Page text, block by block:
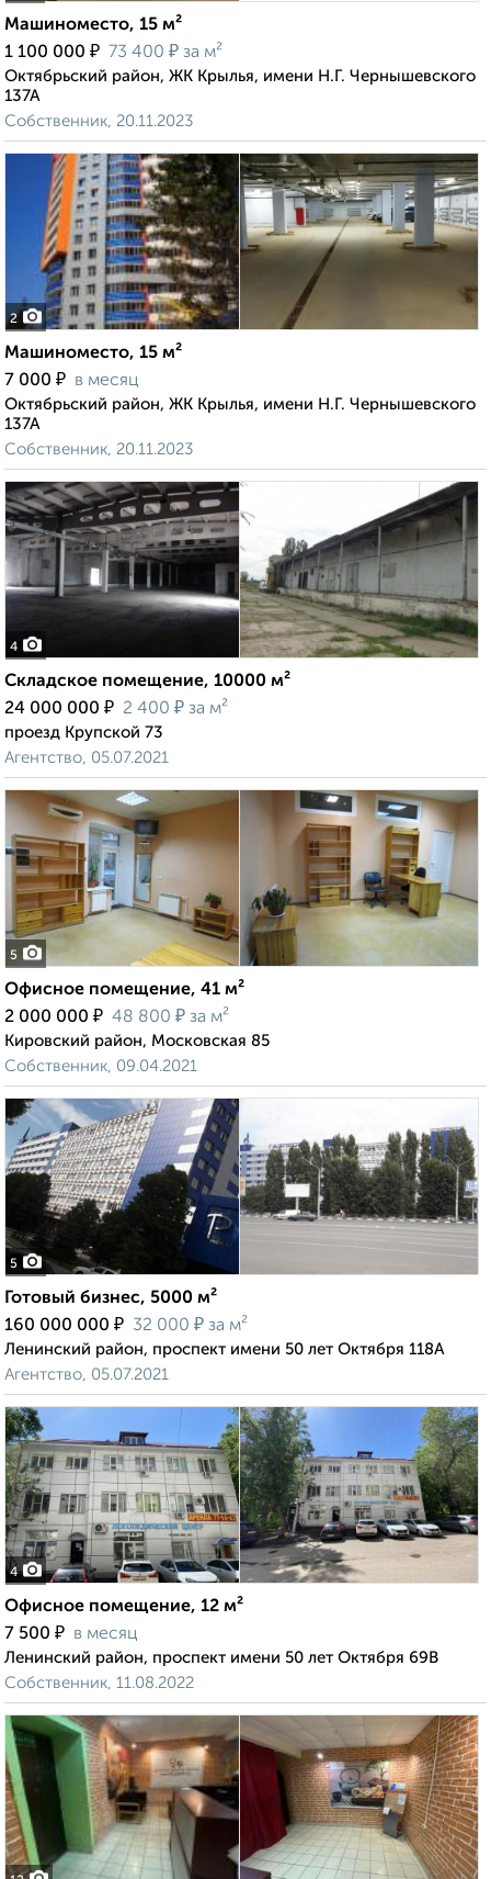
Машиноместо, 15 м²
1 100 000 ₽ 73 400 ₽ за м²
Октябрьский район, ЖК Крылья, имени Н.Г. Чернышевского
137А
Собственник, 20.11.2023
2
Машиноместо, 15 м²
7 000 ₽ в месяц
Октябрьский район, ЖК Крылья, имени Н.Г. Чернышевского
137А
Собственник, 20.11.2023
4
Складское помещение, 10000 м²
24 000 000 ₽ 2 400 ₽ за м²
проезд Крупской 73
Агентство, 05.07.2021
5
Офисное помещение, 41 м²
2 000 000 ₽ 48 800 ₽ за м²
Кировский район, Московская 85
Собственник, 09.04.2021
5
Готовый бизнес, 5000 м²
160 000 000 ₽ 32 000 ₽ за м²
Ленинский район, проспект имени 50 лет Октября 118А
Агентство, 05.07.2021
4
Офисное помещение, 12 м²
7 500 ₽ в месяц
Ленинский район, проспект имени 50 лет Октября 69В
Собственник, 11.08.2022